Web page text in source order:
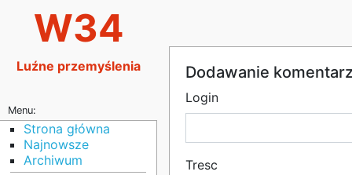
W34
Luźne przemyślenia
Menu:
Strona główna
Najnowsze
Archiwum
Dodawanie
Login
Tresc